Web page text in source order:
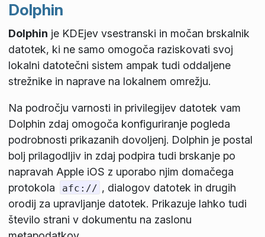
Dolphin
Dolphin je KDEjev vsestranski in močan brskalnik
datotek, ki ne samo omogoča raziskovati svoj
lokalni datotečni sistem ampak tudi oddaljene
strežnike in naprave na lokalnem omrežju.
Na področju varnosti in privilegijev datotek vam
Dolphin zdaj omogoča konfiguriranje pogleda
podrobnosti prikazanih dovoljenj. Dolphin je postal
bolj prilagodljiv in zdaj podpira tudi brskanje po
napravah Apple iOS z uporabo njim domačega
protokola
afc:// , dialogov datotek in drugih
orodij za upravljanje datotek. Prikazuje lahko tudi
število strani v dokumentu na zaslonu